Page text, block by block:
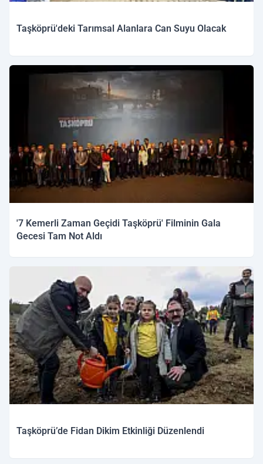
Taşköprü'deki Tarımsal Alanlara Can Suyu Olacak
'7 Kemerli Zaman Geçidi Taşköprü' Filminin Gala
Gecesi Tam Not Aldı
Taşköprü’de Fidan Dikim Etkinliği Düzenlendi